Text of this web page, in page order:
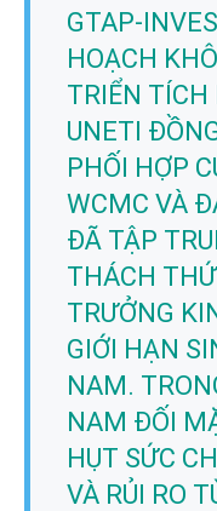
GTAP-
HOẠCH
TRIỂN TÍCH
UNETI
PHỐI HỢP
WCMC VÀ
ĐÃ TẬP
THÁCH
TRƯỞNG
GIỚI HẠN
NAM.
NAM ĐỐI
HỤT SỨC
VÀ RỦI RO